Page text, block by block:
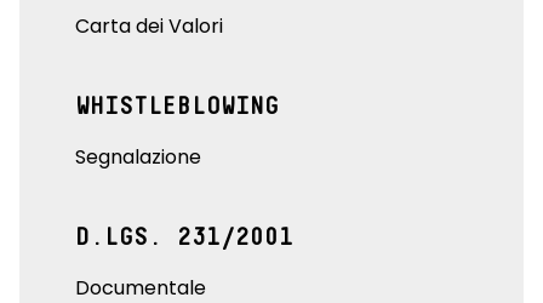
Carta dei Valori
WHISTLEBLOWING
Segnalazione
D.LGS. 231/2001
Documentale